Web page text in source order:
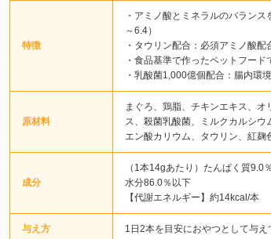
特徴
・アミノ酸とミネラルのバラン
～6.4）
・タウリン配合：必須アミノ酸配
・食品基準で作ったペットフード
・乳酸菌1,000億個配合：腸内環
原材料
まぐろ、鶏脂、チキンエキス、
ス、殺菌乳酸菌、ミルクカルシ
エン酸カリウム、タウリン、紅麹
成分
（1本14gあたり）たんぱく質9.0
水分86.0％以下
【代謝エネルギー】約14kcal/本
与え方 1日2本を目安におやつとして与え